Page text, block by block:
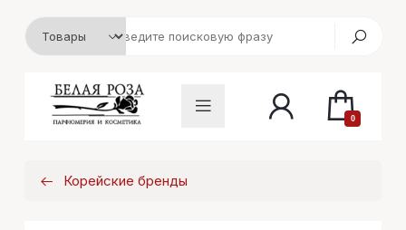
0
Корейские бренды